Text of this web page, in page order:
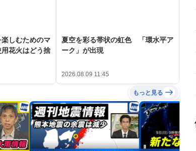
楽しむためのマ
花火はどう捨
夏空を彩る帯状の虹色 「環水平ア
ーク」が出現
2026.08.09 11:45
もっと見る